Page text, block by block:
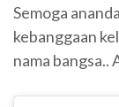
Semoga
kebanggaan
nama bangsa..